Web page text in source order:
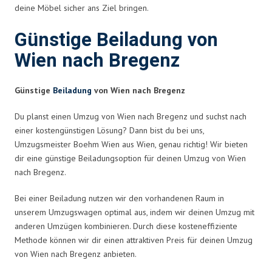
deine Möbel sicher ans Ziel bringen.
Günstige Beiladung von
Wien nach Bregenz
Günstige Beiladung von Wien nach Bregenz
Du planst einen Umzug von Wien nach Bregenz und suchst nach
einer kostengünstigen Lösung? Dann bist du bei uns,
Umzugsmeister Boehm Wien aus Wien, genau richtig! Wir bieten
dir eine günstige Beiladungsoption für deinen Umzug von Wien
nach Bregenz.
Bei einer Beiladung nutzen wir den vorhandenen Raum in
unserem Umzugswagen optimal aus, indem wir deinen Umzug mit
anderen Umzügen kombinieren. Durch diese kosteneffiziente
Methode können wir dir einen attraktiven Preis für deinen Umzug
von Wien nach Bregenz anbieten.